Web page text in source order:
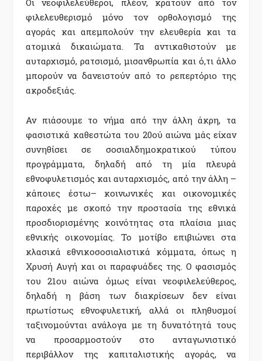
φιλελευθερισμό μόνο τον ορθολογισμό της
αγοράς και απεμπολούν την ελευθερία και τα
ατομικά δικαιώματα. Τα αντικαθιστούν με
αυταρχισμό, ρατσισμό, μισανθρωπία και ό,τι άλλο
μπορούν να δανειστούν από το ρεπερτόριο της
ακροδεξιάς.
Αν πιάσουμε το νήμα από την άλλη άκρη, τα
φασιστικά καθεστώτα του 20ού αιώνα μάς είχαν
συνηθίσει σε σοσιαλδημοκρατικού τύπου
προγράμματα, δηλαδή από τη μία πλευρά
εθνοφυλετισμός και αυταρχισμός, από την άλλη –
κάποιες έστω– κοινωνικές και οικονομικές
παροχές με σκοπό την προστασία της εθνικά
προσδιορισμένης κοινότητας στα πλαίσια μιας
εθνικής οικονομίας. Το μοτίβο επιβιώνει στα
κλασικά εθνικοσοσιαλιστικά κόμματα, όπως η
Χρυσή Αυγή και οι παραφυάδες της. Ο φασισμός
του 21ου αιώνα όμως είναι νεοφιλελεύθερος,
δηλαδή η βάση των διακρίσεων δεν είναι
πρωτίστως εθνοφυλετική, αλλά οι πληθυσμοί
ταξινομούνται ανάλογα με τη δυνατότητά τους
να προσαρμοστούν στο ανταγωνιστικό
περιβάλλον της καπιταλιστικής αγοράς, να